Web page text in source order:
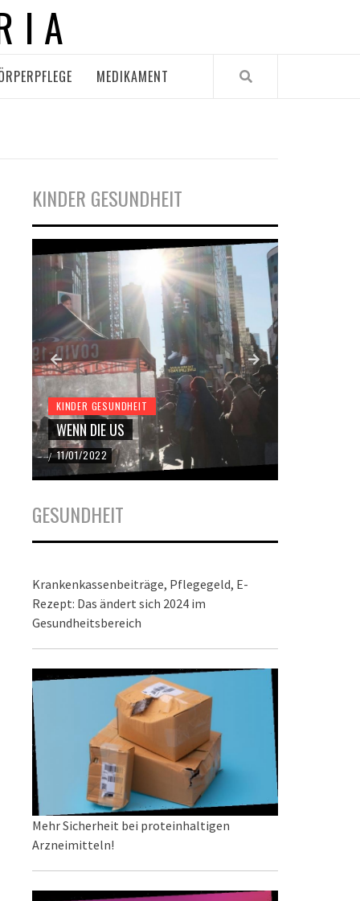
MEDIKAMENT
KINDER GESUNDHEIT
KINDER GESUNDHEIT
WENN DIE US
/ 11/01/2022
GESUNDHEIT
Krankenkassenbeiträge, Pflegegeld, E-
Rezept: Das ändert sich 2024 im
Gesundheitsbereich
Mehr Sicherheit bei proteinhaltigen
Arzneimitteln!